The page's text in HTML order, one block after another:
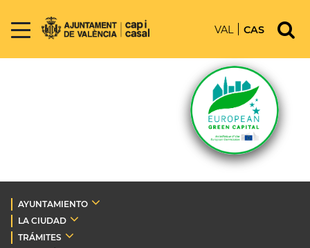
VAL CAS
AYUNTAMIENTO
LA CIUDAD
TRÁMITES